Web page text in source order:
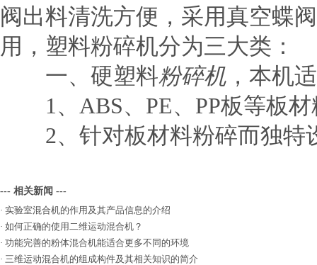
阀出料清洗方便，采用真空
用，塑料粉碎机分为三大类：
一、硬塑料粉碎机 ，本机
1、ABS、PE、PP板等板材
2、针对板材料粉碎而独特
--- 相关新闻 ---
· 实验室混合机的作用及其产品信息的介绍
· 如何正确的使用二维运动混合机？
· 功能完善的粉体混合机能适合更多不同的环境
· 三维运动混合机的组成构件及其相关知识的简介